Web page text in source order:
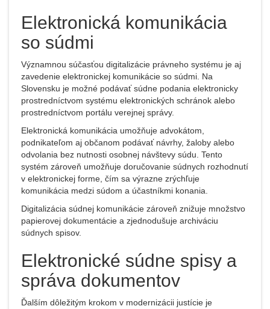
Elektronická komunikácia
so súdmi
Významnou súčasťou digitalizácie právneho systému je aj
zavedenie elektronickej komunikácie so súdmi. Na
Slovensku je možné podávať súdne podania elektronicky
prostredníctvom systému elektronických schránok alebo
prostredníctvom portálu verejnej správy.
Elektronická komunikácia umožňuje advokátom,
podnikateľom aj občanom podávať návrhy, žaloby alebo
odvolania bez nutnosti osobnej návštevy súdu. Tento
systém zároveň umožňuje doručovanie súdnych rozhodnutí
v elektronickej forme, čím sa výrazne zrýchľuje
komunikácia medzi súdom a účastníkmi konania.
Digitalizácia súdnej komunikácie zároveň znižuje množstvo
papierovej dokumentácie a zjednodušuje archiváciu
súdnych spisov.
Elektronické súdne spisy a
správa dokumentov
Ďalším dôležitým krokom v modernizácii justície je